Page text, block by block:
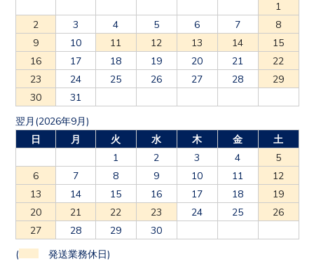
1
2
3 4 5 6 7
8
9
10 11 12 13 14
15
16
17 18 19 20 21
22
23
24 25 26 27 28
29
30
31
翌月(2026年9月)
日
月 火 水 木 金
土
1
2 3 4
5
6
7 8 9 10 11
12
13
14 15 16 17 18
19
20
21 22 23 24 25
26
27
28 29 30
( 発送業務休日)